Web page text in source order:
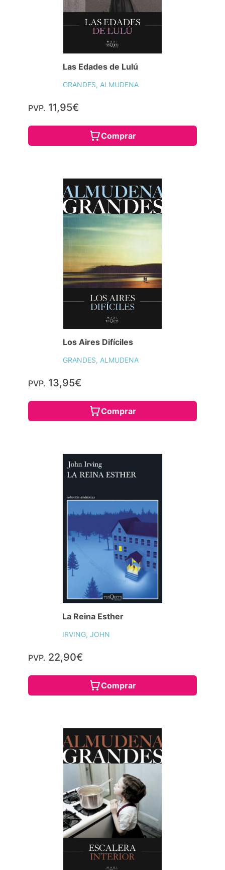
Las Edades de Lulú
GRANDES, ALMUDENA
PVP. 11,95€
Comprar
Los Aires Difíciles
GRANDES, ALMUDENA
PVP. 13,95€
Comprar
La Reina Esther
IRVING, JOHN
PVP. 22,90€
Comprar